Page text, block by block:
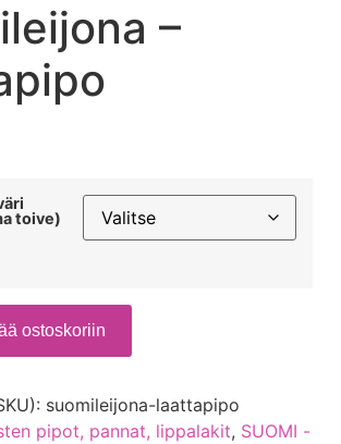
–
toive)
ostoskoriin
suomileijona-laattapipo
pipot, pannat, lippalakit, SUOMI -